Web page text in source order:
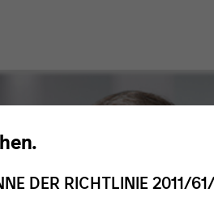
DER RICHTLINIE 2011/